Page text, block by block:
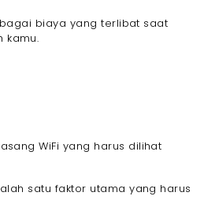
biaya yang terlibat saat
kamu.
WiFi yang harus dilihat
satu faktor utama yang harus